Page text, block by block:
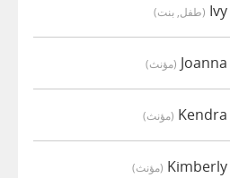
(طفل, بنت)
(مؤنث)
(مؤنث)
(مؤنث)